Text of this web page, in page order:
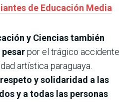
de Educación Media
y Ciencias también
por el trágico accidente
artística paraguaya.
y solidaridad a las
y a todas las personas